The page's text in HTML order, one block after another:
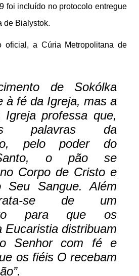
foi incluído no protocolo entregue
de Bialystok.
oficial, a Cúria Metropolitana de
de Sokólka
à fé da Igreja, mas a
Igreja professa que,
palavras da
pelo poder do
o pão se
Corpo de Cristo e
Sangue. Além
se de um
para que os
Eucaristia distribuam
Senhor com fé e
os fiéis O recebam